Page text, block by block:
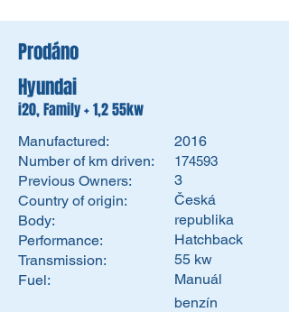
Prodáno
Hyundai
i20, Family + 1,2 55kw
Manufactured:
Number of km driven:
Previous Owners:
Country of origin:
Body:
Performance:
Transmission:
Fuel:
2016
174593
3
Česká
republika
Hatchback
55 kw
Manuál
benzín